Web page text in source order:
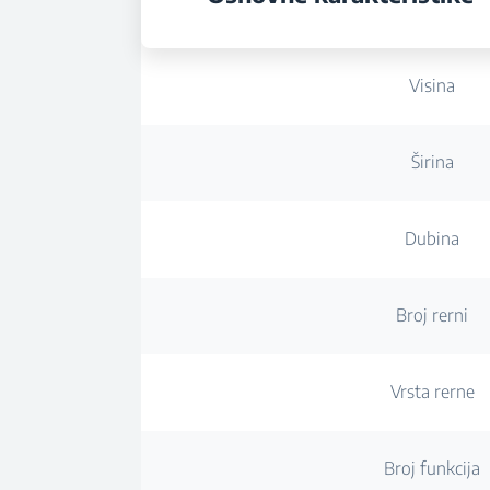
Visina
Širina
Dubina
Broj rerni
Vrsta rerne
Broj funkcija